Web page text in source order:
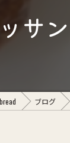
手作り
サ
ブログ